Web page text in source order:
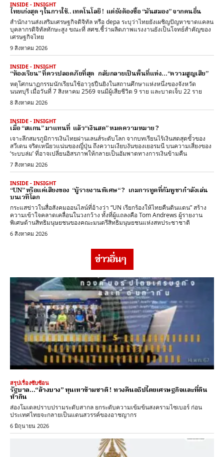
INSIDE - INSIGHT
ไทยเก่งสุด ๆ ในการใช้.. เทคโนโลยี ! แต่ยังต้องซื้อ “มันสมอง” จากคนอื่น
สำนักงานส่งเสริมเศรษฐกิจดิจิทัล หรือ depa ระบุว่าไทยยังเผชิญปัญหาขาดแคลน
บุคลากรดิจิทัลทักษะสูง ขณะที่ สศช.ชี้ว่าผลิตภาพแรงงานยังเป็นโจทย์สำคัญของ
เศรษฐกิจไทย
9 สิงหาคม 2026
INSIDE - INSIGHT
“ห้องเรียน” ที่ควรปลอดภัยที่สุด กลับกลายเป็นพื้นที่แห่ง…“ความสูญเสีย”
หตุโศกนาฏกรรมนักเรียนใช้อาวุธปืนยิงในสถานศึกษาแห่งหนึ่งของจังหวัด
นนทบุรี เมื่อวันที่ 7 สิงหาคม 2569 จนมีผู้เสียชีวิต 9 ราย และบาดเจ็บ 22 ราย
8 สิงหาคม 2026
INSIDE - INSIGHT
เมื่อ “สแกน” มาแทนที่ แล้ว“เงินสด” หมดความหมาย ?
เจาะลึกสมรภูมิการเงินไทยผ่านเลนส์ระดับโลก จากบทเรียนไร้เงินสดสุดขั้วของ
สวีเดน จริตเหนียวแน่นของญี่ปุ่น ถึงความเงียบงันของเยอรมนี บนความเสี่ยงของ
‘ระบบล่ม’ ที่อาจเปลี่ยนอิสรภาพให้กลายเป็นอัมพาตทางการเงินข้ามคืน
7 สิงหาคม 2026
INSIDE - INSIGHT
“UN” หรือแค่เสียงของ “ผู้รายงานพิเศษ“ ? เกมการทูตที่กัมพูชากำลังเล่น
บนเวทีโลก
กระแสข่าวในสื่อสังคมออนไลน์ที่อ้างว่า “UN เรียกร้องให้ไทยคืนดินแดน” สร้าง
ความเข้าใจคลาดเคลื่อนในวงกว้าง ทั้งที่ผู้แถลงคือ Tom Andrews ผู้รายงาน
พิเศษด้านสิทธิมนุษยชนของคณะมนตรีสิทธิมนุษยชนแห่งสหประชาชาติ
6 สิงหาคม 2026
ข่าวอื่นๆ
สรุปเรื่องซับซ้อน
รัฐบาล…“ล้างบาง” ทุนเทาข้ามชาติ ! ทวงคืนอธิปไตยเศรษฐกิจและที่ดิน
ทำกิน
ส่องโมเดลปราบปรามระดับสากล ยกระดับความเข้มข้นสงครามไซเบอร์ ก่อน
ประเทศไทยจะกลายเป็นแดนสวรรค์ของอาชญากร
6 มิถุนายน 2026